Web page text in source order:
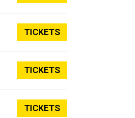
TICKETS
TICKETS
TICKETS